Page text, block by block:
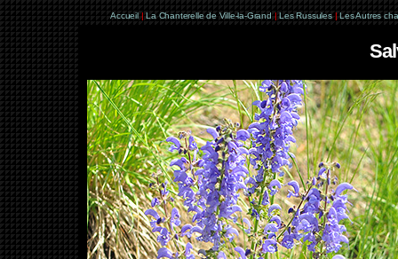
Accueil | La Chanterelle de Ville-la-Grand | Les Russules | Les Autres